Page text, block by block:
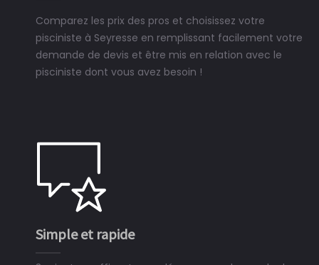
Comparez les prix des pros et choisissez votre
pisciniste à Seyresse en remplissant facilement votre
demande de devis et être mis en relation avec le
pisciniste dont vous avez besoin !
Simple et rapide